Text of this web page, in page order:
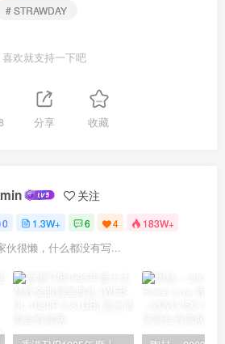
# STRAWDAY
喜欢就支持一下吧
分享 收藏
关注
0 1.3W+ 6 4 183W+
伙很懒，什么都没有写...